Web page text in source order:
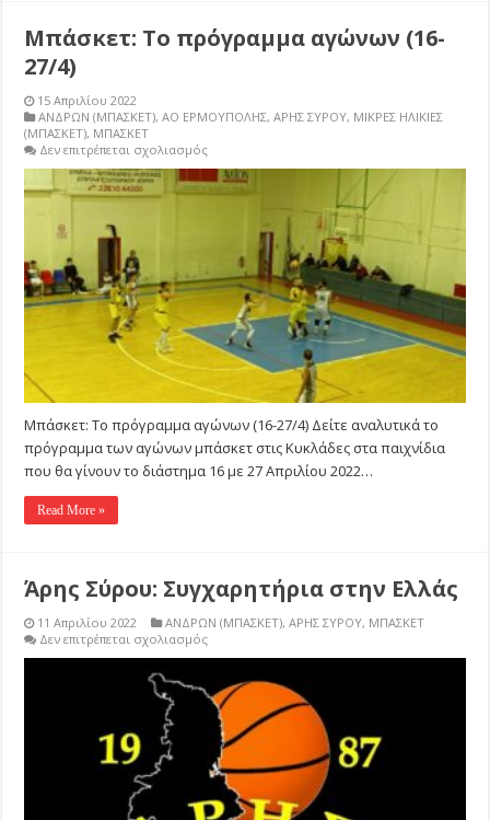
Μπάσκετ: Το πρόγραμμα αγώνων (16-
27/4)
15 Απριλίου 2022
ΑΝΔΡΩΝ (ΜΠΑΣΚΕΤ),ΑΟ ΕΡΜΟΥΠΟΛΗΣ,ΑΡΗΣ ΣΥΡΟΥ, ΜΙΚΡΕΣ ΗΛΙΚΙΕΣ
(ΜΠΑΣΚΕΤ), ΜΠΑΣΚΕΤ
Δεν επιτρέπεται σχολιασμόςστο
Το
πρόγραμμα
Μπάσκετ: Το πρόγραμμα αγώνων (16-27/4) Δείτε αναλυτικά το
πρόγραμμα των αγώνων μπάσκετ στις Κυκλάδες στα παιχνίδια
που θα γίνουν το διάστημα 16 με 27 Απριλίου 2022…
Read More »
Άρης Σύρου: Συγχαρητήρια στην Ελλάς
11 Απριλίου 2022 ΑΝΔΡΩΝ (ΜΠΑΣΚΕΤ),ΑΡΗΣ ΣΥΡΟΥ, ΜΠΑΣΚΕΤ
Δεν επιτρέπεται σχολιασμόςστο
Άρης
Συγχαρητήρια
στην
Ελλάς